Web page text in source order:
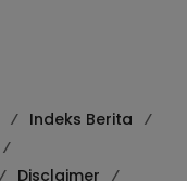
Indeks Berita
Disclaimer